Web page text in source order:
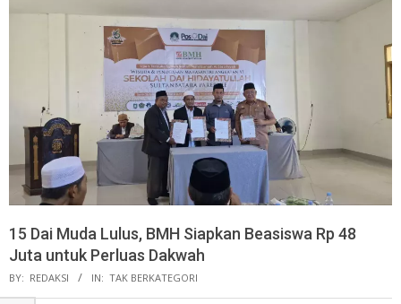
15 Dai Muda Lulus, BMH Siapkan Beasiswa Rp 48
Juta untuk Perluas Dakwah
BY: REDAKSI IN: TAK BERKATEGORI